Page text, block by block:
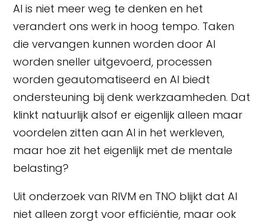
AI is niet meer weg te denken en het
verandert ons werk in hoog tempo. Taken
die vervangen kunnen worden door AI
worden sneller uitgevoerd, processen
worden geautomatiseerd en AI biedt
ondersteuning bij denk werkzaamheden. Dat
klinkt natuurlijk alsof er eigenlijk alleen maar
voordelen zitten aan AI in het werkleven,
maar hoe zit het eigenlijk met de mentale
belasting?
Uit onderzoek van RIVM en TNO blijkt dat AI
niet alleen zorgt voor efficiëntie, maar ook